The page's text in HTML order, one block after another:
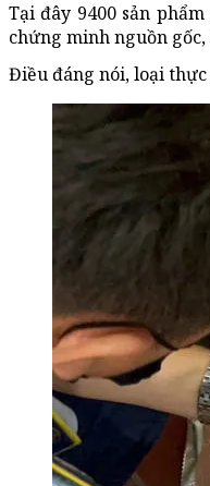
Tại đây 9400 sản
chứng minh nguồn
Điều đáng nói, loại